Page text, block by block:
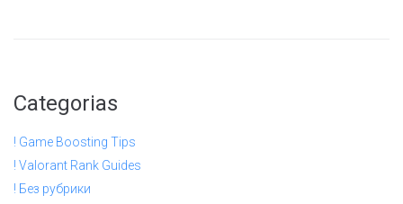
Categorias
! Game Boosting Tips
! Valorant Rank Guides
! Без рубрики